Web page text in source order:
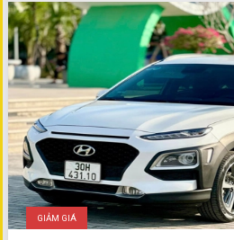
GIẢM GIÁ